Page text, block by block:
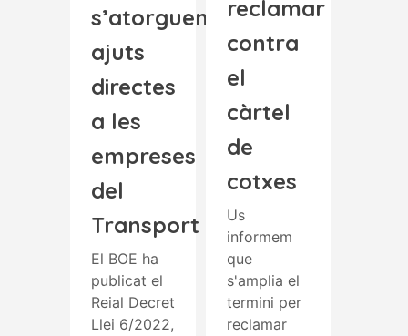
s’atorguen
ajuts
directes
a les
empreses
del
Transport
El BOE ha
publicat el
Reial Decret
Llei 6/2022,
reclamar
contra
el
càrtel
de
cotxes
Us
informem
que
s'amplia el
termini per
reclamar